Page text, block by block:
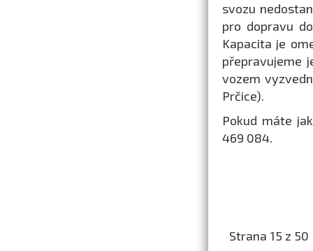
svozu
pro dopravu
Kapacita je
přepravujeme
vozem
Prčice).
Pokud máte
469 084.
Strana 15 z 50